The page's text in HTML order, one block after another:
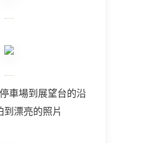
車場到展望台的沿
到漂亮的照片